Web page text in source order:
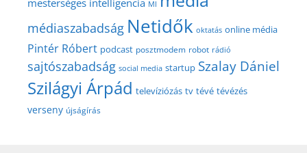
mesterséges intelligencia MI
médiaszabadság Netidők oktatás online média
Pintér Róbert podcast posztmodem robot rádió
sajtószabadság social media startup Szalay Dániel
Szilágyi Árpád televíziózás tv tévé tévézés
verseny újságírás